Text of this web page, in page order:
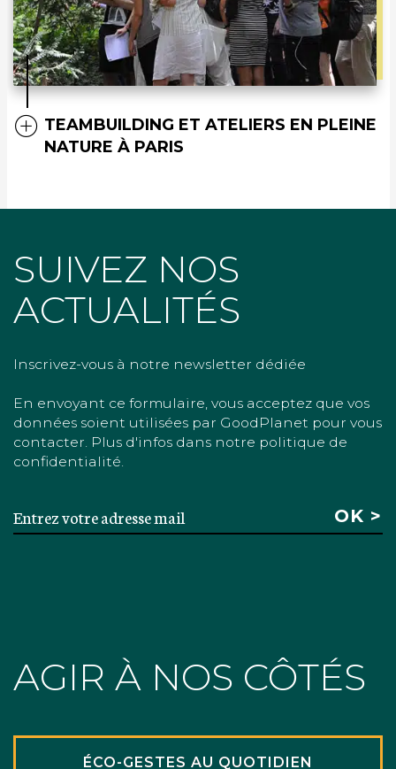
TEAMBUILDING ET ATELIERS EN PLEINE
NATURE À PARIS
SUIVEZ NOS
ACTUALITÉS
Inscrivez-vous à notre newsletter dédiée
En envoyant ce formulaire, vous acceptez que vos
données soient utilisées par GoodPlanet pour vous
contacter. Plus d'infos dans notre politique de
confidentialité.
AGIR À NOS CÔTÉS
ÉCO-GESTES AU QUOTIDIEN